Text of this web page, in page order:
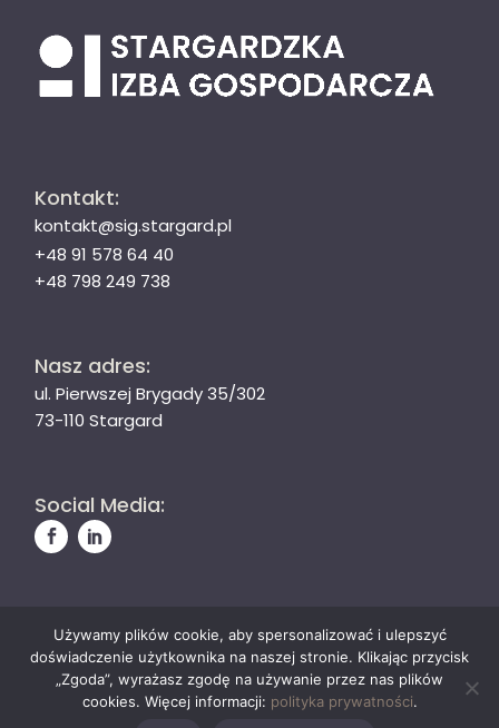
Kontakt:
kontakt@sig.stargard.pl
+48 91 578 64 40
+48 798 249 738
Nasz adres:
ul. Pierwszej Brygady 35/302
73-110 Stargard
Social Media:
© Stargardzka Izba Gospodarcza
Polityka prywatności
Wykonanie:SAVY studio
Używamy plików cookie, aby spersonalizować i ulepszyć
doświadczenie użytkownika na naszej stronie. Klikając przycisk
„Zgoda”, wyrażasz zgodę na używanie przez nas plików
cookies. Więcej informacji: polityka prywatności.